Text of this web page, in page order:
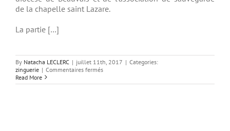
de la chapelle saint Lazare.
La partie […]
By Natacha LECLERC | juillet 11th, 2017 | Categories:
zinguerie | Commentaires ferméssur
St
Read More